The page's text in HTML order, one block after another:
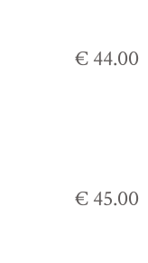
€ 44.00
€ 45.00